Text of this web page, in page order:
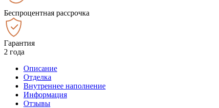
Беспроцентная рассрочка
Гарантия
2 года
Описание
Отделка
Внутреннее наполнение
Информация
Отзывы